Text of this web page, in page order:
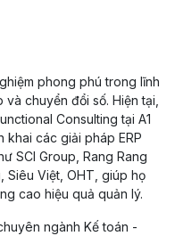
phong phú trong lĩnh
chuyển đổi số. Hiện tại,
Consulting tại A1
khai các giải pháp ERP
SCI Group, Rang Rang
Siêu Việt, OHT, giúp họ
cao hiệu quả quản lý.
ngành Kế toán -